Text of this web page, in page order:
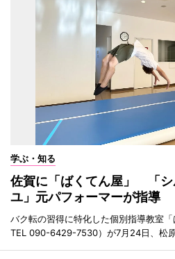
学ぶ・知る
佐賀に「ばくてん屋」 「シ
ユ」元パフォーマーが指導
バク転の習得に特化した個別指導教室「
TEL 090-6429-7530）が7月24日、松原